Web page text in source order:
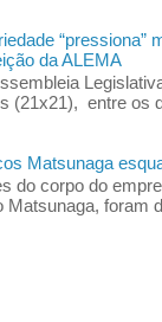
“pressiona”
da ALEMA
(21x21), entre os
Matsunaga
do corpo do
Matsunaga, foram